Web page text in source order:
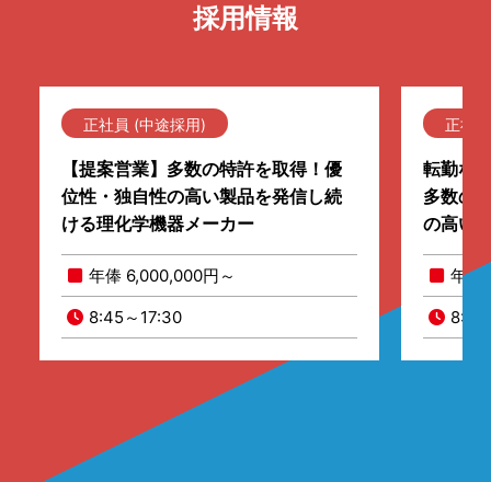
採用情報
正社員 (中途採用)
【提案営業】多数の特許を取得！優
位性・独自性の高い製品を発信し続
ける理化学機器メーカー
年俸 6,000,000円～
8:45～17:30
正社
転勤な
多数の
の高い
年俸
8:45